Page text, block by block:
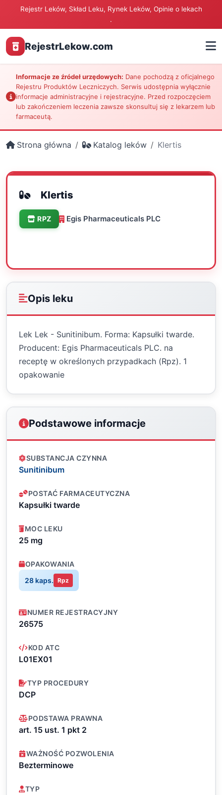
Rejestr Leków, Skład Leku, Rynek Leków, Opinie o lekach
.
RejestrLekow.com
Informacje ze źródeł urzędowych: Dane pochodzą z oficjalnego
Rejestru Produktów Leczniczych. Serwis udostępnia wyłącznie
informacje administracyjne i rejestracyjne. Przed rozpoczęciem
lub zakończeniem leczenia zawsze skonsultuj się z lekarzem lub
farmaceutą.
Strona główna Katalog leków Klertis
Klertis
RPZ Egis Pharmaceuticals PLC
Opis leku
Lek Lek - Sunitinibum. Forma: Kapsułki twarde.
Producent: Egis Pharmaceuticals PLC. na
receptę w określonych przypadkach (Rpz). 1
opakowanie
Podstawowe informacje
SUBSTANCJA CZYNNA
Sunitinibum
POSTAĆ FARMACEUTYCZNA
Kapsułki twarde
MOC LEKU
25 mg
OPAKOWANIA
28 kaps. Rpz
NUMER REJESTRACYJNY
26575
KOD ATC
L01EX01
TYP PROCEDURY
DCP
PODSTAWA PRAWNA
art. 15 ust. 1 pkt 2
WAŻNOŚĆ POZWOLENIA
Bezterminowe
TYP